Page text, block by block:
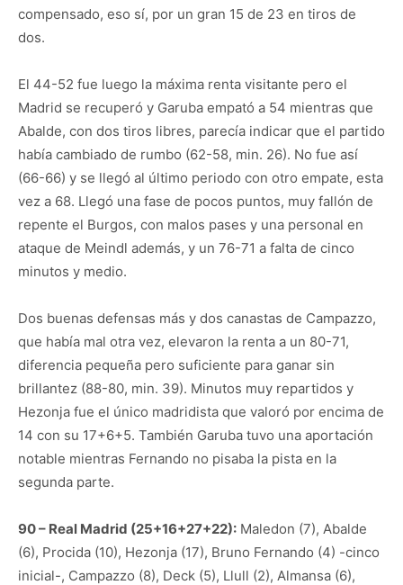
compensado, eso sí, por un gran 15 de 23 en tiros de
dos.
El 44-52 fue luego la máxima renta visitante pero el
Madrid se recuperó y Garuba empató a 54 mientras que
Abalde, con dos tiros libres, parecía indicar que el partido
había cambiado de rumbo (62-58, min. 26). No fue así
(66-66) y se llegó al último periodo con otro empate, esta
vez a 68. Llegó una fase de pocos puntos, muy fallón de
repente el Burgos, con malos pases y una personal en
ataque de Meindl además, y un 76-71 a falta de cinco
minutos y medio.
Dos buenas defensas más y dos canastas de Campazzo,
que había mal otra vez, elevaron la renta a un 80-71,
diferencia pequeña pero suficiente para ganar sin
brillantez (88-80, min. 39). Minutos muy repartidos y
Hezonja fue el único madridista que valoró por encima de
14 con su 17+6+5. También Garuba tuvo una aportación
notable mientras Fernando no pisaba la pista en la
segunda parte.
90 – Real Madrid (25+16+27+22): Maledon (7), Abalde
(6), Procida (10), Hezonja (17), Bruno Fernando (4) -cinco
inicial-, Campazzo (8), Deck (5), Llull (2), Almansa (6),